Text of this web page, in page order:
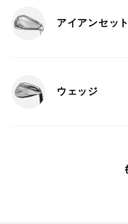
アイアンセット
ウェッジ